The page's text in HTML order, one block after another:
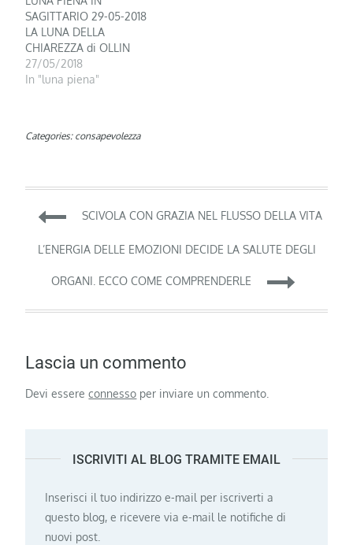
SAGITTARIO 29-05-2018
LA LUNA DELLA
CHIAREZZA di OLLIN
27/05/2018
In "luna piena"
Categories: consapevolezza
Navigazione
articoli
SCIVOLA CON GRAZIA NEL FLUSSO DELLA VITA
L’ENERGIA DELLE EMOZIONI DECIDE LA SALUTE DEGLI
ORGANI. ECCO COME COMPRENDERLE
Lascia un commento
Devi essereconnesso per inviare un commento.
ISCRIVITI AL BLOG TRAMITE EMAIL
Inserisci il tuo indirizzo e-mail per iscriverti a
questo blog, e ricevere via e-mail le notifiche di
nuovi post.